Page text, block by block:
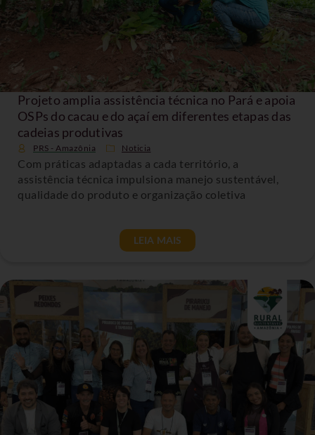
Projeto amplia assistência técnica no Pará e apoia
OSPs do cacau e do açaí em diferentes etapas das
cadeias produtivas
PRS - Amazônia Noticia
Com práticas adaptadas a cada território, a
assistência técnica impulsiona manejo sustentável,
qualidade do produto e organização coletiva
LEIA MAIS